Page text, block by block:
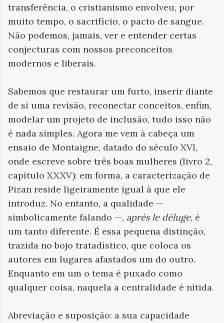
transferência, o cristianismo envolveu, por
muito tempo, o sacrifício, o pacto de sangue.
Não podemos, jamais, ver e entender certas
conjecturas com nossos preconceitos
modernos e liberais.
Sabemos que restaurar um furto, inserir diante
de si uma revisão, reconectar conceitos, enfim,
modelar um projeto de inclusão, tudo isso não
é nada simples. Agora me vem à cabeça um
ensaio de Montaigne, datado do século XVI,
onde escreve sobre três boas mulheres (livro 2,
capítulo XXXV): em forma, a caracterização de
Pizan reside ligeiramente igual à que ele
introduz. No entanto, a qualidade —
simbolicamente falando —, après le déluge, é
um tanto diferente. É essa pequena distinção,
trazida no bojo tratadístico, que coloca os
autores em lugares afastados um do outro.
Enquanto em um o tema é puxado como
qualquer coisa, naquela a centralidade é nítida.
Abreviação e suposição: a sua capacidade